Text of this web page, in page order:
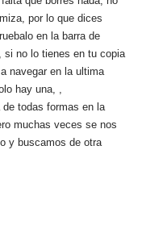
por lo que dices
en la barra de
si no lo tienes en tu copia
navegar en la ultima
hay una, ,
todas formas en la
muchas veces se nos
y buscamos de otra